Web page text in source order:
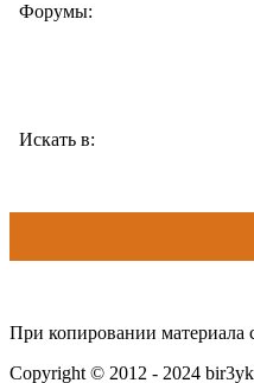
Форумы:
Искать в:
При копировании материала
Copyright © 2012 - 2024